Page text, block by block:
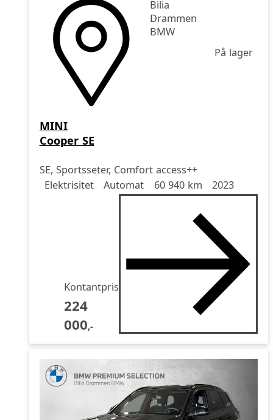
Bilia
Drammen
BMW
På lager
MINI
Cooper SE
SE, Sportsseter, Comfort access++
Drivstoff
Elektrisitet
Girkasse Automat
Kjørelengde 60 940 km
årsmodell 2023
Kontantpris
224
000,-